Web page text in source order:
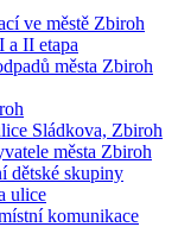
ve městě Zbiroh
a II etapa
města Zbiroh
Sládkova, Zbiroh
města Zbiroh
dětské skupiny
ulice
komunikace